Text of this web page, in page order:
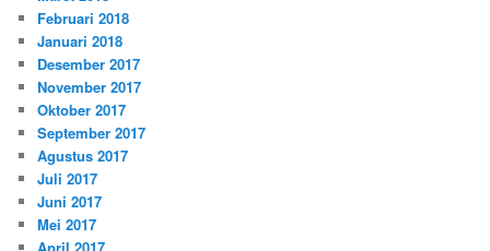
Februari 2018
Januari 2018
Desember 2017
November 2017
Oktober 2017
September 2017
Agustus 2017
Juli 2017
Juni 2017
Mei 2017